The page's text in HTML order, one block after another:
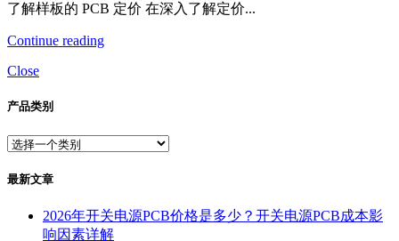
了解样板的 PCB 定价 在深入了解定价...
Continue reading
Close
产品类别
最新文章
2026年开关电源PCB价格是多少？开关电源PCB成本影
响因素详解